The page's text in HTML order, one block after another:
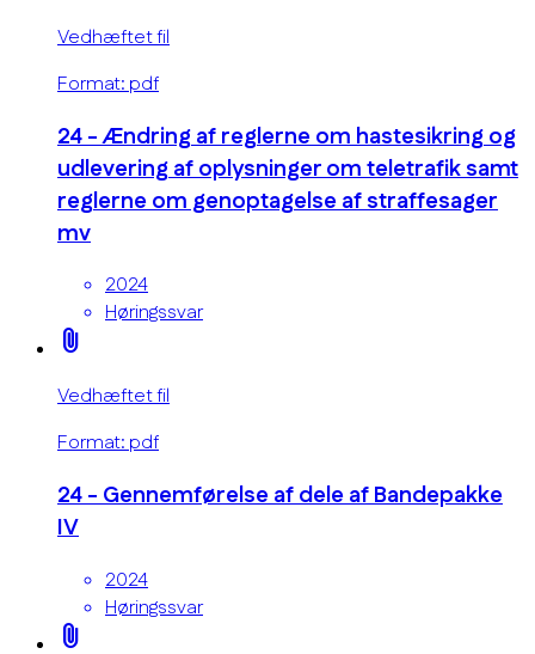
Vedhæftet fil
Format: pdf
24 - Ændring af reglerne om hastesikring og
udlevering af oplysninger om teletrafik samt
reglerne om genoptagelse af straffesager
mv
2024
Høringssvar
attach_file
Vedhæftet fil
Format: pdf
24 - Gennemførelse af dele af Bandepakke
IV
2024
Høringssvar
attach_file